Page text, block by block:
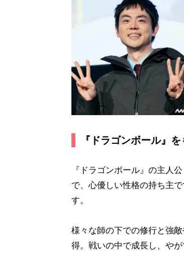
『ドラゴンボール』
『ドラゴンボール』の主人
で、心優しい性格の持ち主
す。
様々な師の下での修行と強
得。戦いの中で成長し、や